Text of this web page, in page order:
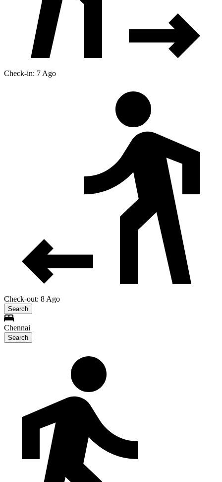
Check-in: 7 Ago
Check-out: 8 Ago
Search
Chennai
Search